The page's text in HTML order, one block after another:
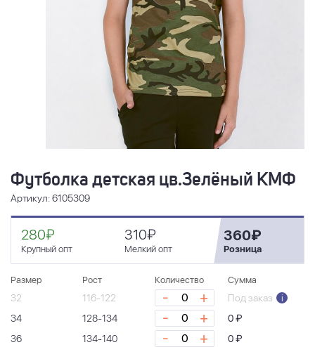
Футболка детская цв.Зелёный КМФ
Артикул: 6105309
280₽
Крупный опт
310₽
Мелкий опт
360₽
Розница
Размер Рост Количество Сумма
32 116-122 - + Под заказ
i
34
128-134 - +
0 ₽
36
134-140 - +
0 ₽